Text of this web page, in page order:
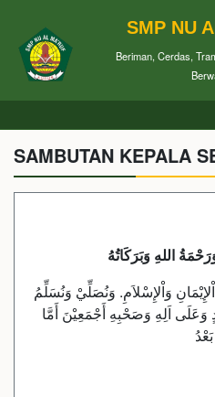
SMP NU
Beriman, Cerdas,
SAMBUTAN KEPALA
اللهِ وَبَرَكَاتُهُ
وَاْلإِسْلاَمِ. وَنُصَلِّيْ وَنُسَلِّمُ
وَعَلَى اَلِهِ وَصَحْبِهِ أَجْمَعِيْنَ أَمَّا
بَعْدُ